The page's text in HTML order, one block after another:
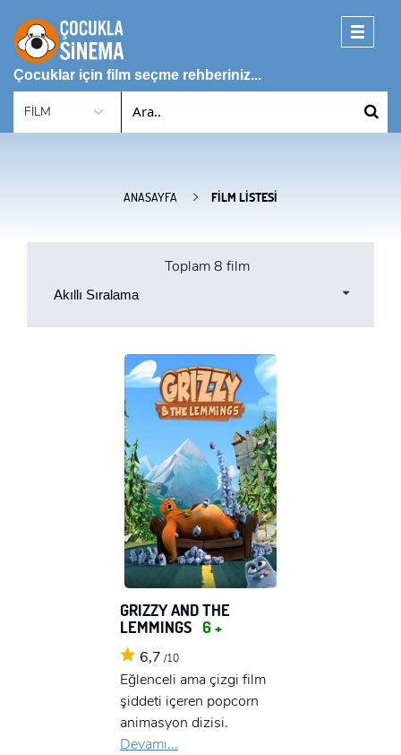
Toggle
Çocuklar için film seçme rehberiniz...
ANASAYFA FILM LISTESI
Toplam8 film
Akıllı Sıralama
GRIZZY AND THE
LEMMINGS 6 +
6,7 /10
Eğlenceli ama çizgi film
şiddeti içeren popcorn
animasyon dizisi.
Devamı...